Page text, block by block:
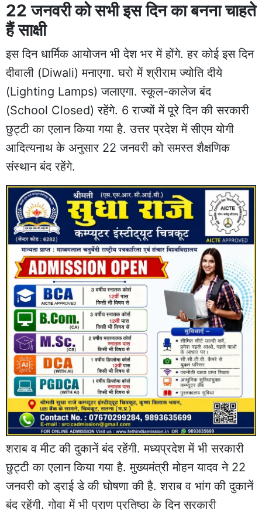
22 जनवरी को सभी इस दिन का बनना चाहते
हैं साक्षी
इस दिन धार्मिक आयोजन भी देश भर में होंगे. हर कोई इस दिन
दीवाली (Diwali) मनाएगा. घरो में श्रीराम ज्योति दीये
(Lighting Lamps) जलाएगा. स्कूल-कालेज बंद
(School Closed) रहेंगे. 6 राज्यों में पूरे दिन की सरकारी
छुट्टी का एलान किया गया है. उत्तर प्रदेश में सीएम योगी
आदित्यनाथ के अनुसार 22 जनवरी को समस्त शैक्षणिक
संस्थान बंद रहेंगे.
शराब व मीट की दुकानें बंद रहेंगी. मध्यप्रदेश में भी सरकारी
छुट्टी का एलान किया गया है. मुख्यमंत्री मोहन यादव ने 22
जनवरी को ड्राई डे की घोषणा की है. शराब व भांग की दुकानें
बंद रहेंगी. गोवा में भी प्राण प्रतिष्ठा के दिन सरकारी